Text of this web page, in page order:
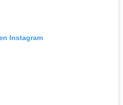
Instagram